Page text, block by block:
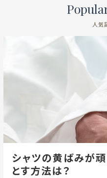
人気
シャツの黄ばみが頑
とす方法は？